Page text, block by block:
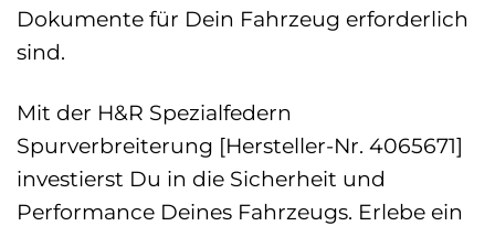
Dokumente für Dein Fahrzeug erforderlich
sind.
Mit der H&R Spezialfedern
Spurverbreiterung [Hersteller-Nr. 4065671]
investierst Du in die Sicherheit und
Performance Deines Fahrzeugs. Erlebe ein